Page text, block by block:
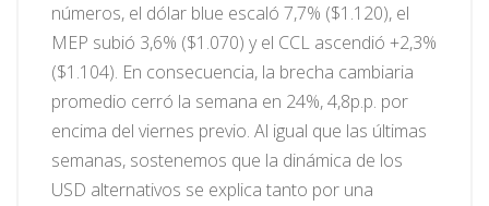
números, el dólar blue escaló 7,7% ($1.120), el
MEP subió 3,6% ($1.070) y el CCL ascendió +2,3%
($1.104). En consecuencia, la brecha cambiaria
promedio cerró la semana en 24%, 4,8p.p. por
encima del viernes previo. Al igual que las últimas
semanas, sostenemos que la dinámica de los
USD alternativos se explica tanto por una